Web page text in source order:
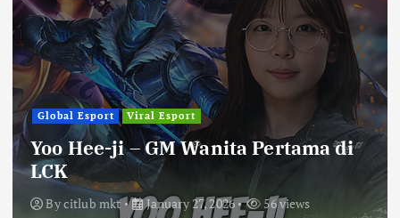
Global Esport Viral Esport
Yoo Hee-ji – GM Wanita Pertama di
LCK
Bycitlub mkt January 27, 2026 56 views